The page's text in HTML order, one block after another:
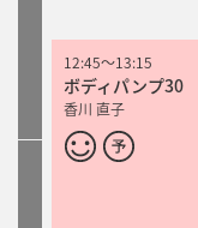
12:45～13:15
ボディパンプ30
香川 直子
12:45～13:15
ボディパンプ30
香川 直子